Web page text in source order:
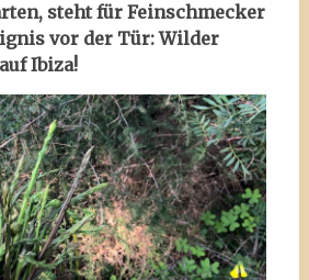
steht für Feinschmecker
vor der Tür: Wilder
Ibiza!